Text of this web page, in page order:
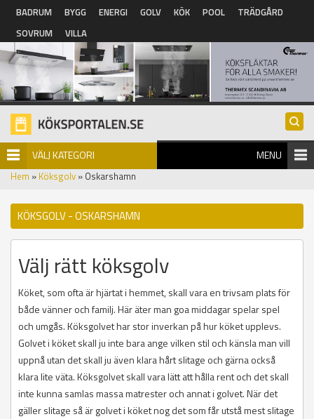
Hoppa till huvudinnehåll
BADRUM BYGG ENERGI GOLV KÖK POOL
TRÄDGÅRD
SOVRUM
VILLA
VÄLJ KATEGORI MENU
Hem » Köksgolv » Oskarshamn
KÖKSGOLV - OSKARSHAMN
Välj rätt köksgolv
Köket, som ofta är hjärtat i hemmet, skall vara en trivsam plats för
både vänner och familj. Här äter man goa middagar spelar spel
och umgås. Köksgolvet har stor inverkan på hur köket upplevs.
Golvet i köket skall ju inte bara ange vilken stil och känsla man vill
uppnå utan det skall ju även klara hårt slitage och gärna också
klara lite väta. Köksgolvet skall vara lätt att hålla rent och det skall
inte kunna samlas massa matrester och annat i golvet. När det
gäller slitage så är golvet i köket nog det som får utstå mest slitage